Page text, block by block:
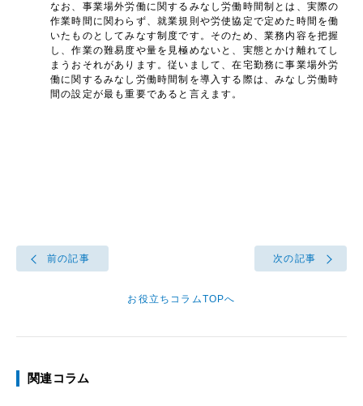
なお、事業場外労働に関するみなし労働時間制とは、実際の
作業時間に関わらず、就業規則や労使協定で定めた時間を働
いたものとしてみなす制度です。そのため、業務内容を把握
し、作業の難易度や量を見極めないと、実態とかけ離れてし
まうおそれがあります。従いまして、在宅勤務に事業場外労
働に関するみなし労働時間制を導入する際は、みなし労働時
間の設定が最も重要であると言えます。
前の記事
お役立ちコラムTOPへ
次の記事
関連コラム